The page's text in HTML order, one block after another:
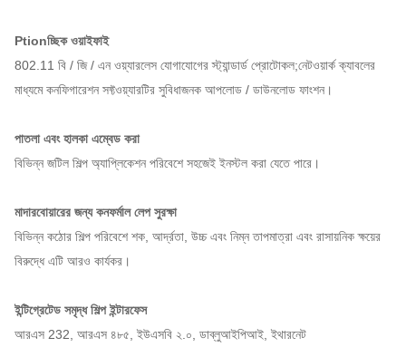
Ptionচ্ছিক ওয়াইফাই
802.11 বি / জি / এন ওয়্যারলেস যোগাযোগের স্ট্যান্ডার্ড প্রোটোকল;নেটওয়ার্ক ক্যাবলের
মাধ্যমে কনফিগারেশন সফ্টওয়্যারটির সুবিধাজনক আপলোড / ডাউনলোড ফাংশন।
পাতলা এবং হালকা এম্বেড করা
বিভিন্ন জটিল শিল্প অ্যাপ্লিকেশন পরিবেশে সহজেই ইনস্টল করা যেতে পারে।
মাদারবোয়ারের জন্য কনফর্মাল লেপ সুরক্ষা
বিভিন্ন কঠোর শিল্প পরিবেশে শক, আর্দ্রতা, উচ্চ এবং নিম্ন তাপমাত্রা এবং রাসায়নিক ক্ষয়ের
বিরুদ্ধে এটি আরও কার্যকর।
ইন্টিগ্রেটেড সমৃদ্ধ শিল্প ইন্টারফেস
আরএস 232, আরএস ৪৮৫, ইউএসবি ২.০, ডাব্লুআইপিআই, ইথারনেট